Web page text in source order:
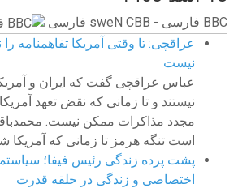
BBC ‮فارسی - BBC News فارسی
عراقچی: تا وقتی آمریکا تفاهمنامه
نیست
عباس عراقچی گفت که ایران و
نیستند و تا زمانی که نقض تعهد
مجدد مذاکرات ممکن نیست.
است تنگه هرمز تا زمانی که آمریکا
پشت پرده زندگی رئیس فیفا؛
اختصاصی و زندگی در حلقه قدرت